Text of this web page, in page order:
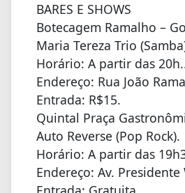
BARES E SHOWS
Botecagem Ramalho –
Maria Tereza Trio
Horário: A partir das
Endereço: Rua João
Entrada: R$15.
Quintal Praça
Auto Reverse (Pop Rock).
Horário: A partir das
Endereço: Av. Presidente